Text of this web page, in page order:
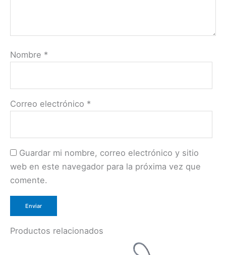
Nombre *
Correo electrónico *
Guardar mi nombre, correo electrónico y sitio
web en este navegador para la próxima vez que
comente.
Productos relacionados